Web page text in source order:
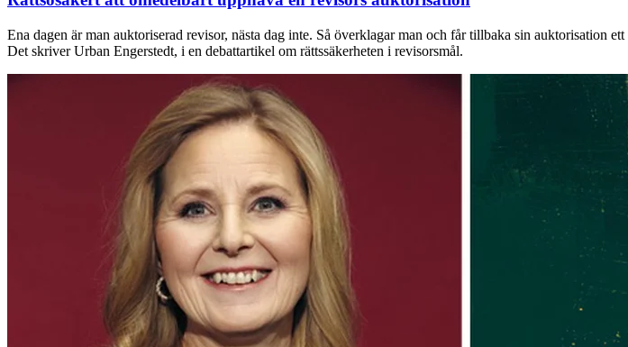
Ena dagen är man auktoriserad revisor, nästa dag inte. Så överklagar man och får tillbaka sin auktorisation
Det skriver Urban Engerstedt, i en debattartikel om rättssäkerheten i revisorsmål.